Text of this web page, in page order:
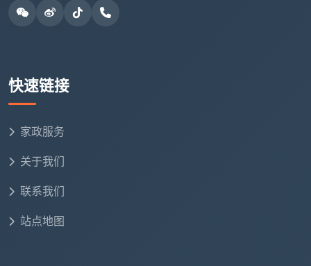
和铲刀使用技巧
统一穿着公司工服，佩戴岗位标识
两人或三人一组固定搭配，长期协作配合默契
严格按照12项精保洁清单和验收标准作业，做完一项
勾一项
四、为什么普通散工做不到这样分岗协作？三个核心差
距
快速链接
家政服务
关于我们
联系我们
站点地图